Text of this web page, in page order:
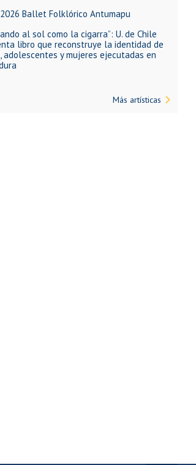
Ballet Folklórico Antumapu
al sol como la cigarra”: U. de Chile
libro que reconstruye la identidad de
adolescentes y mujeres ejecutadas en
Más artísticas